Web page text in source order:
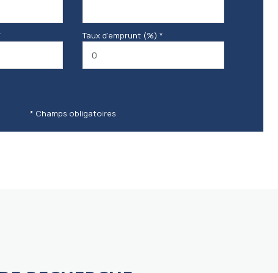
Taux d'emprunt (%) *
* Champs obligatoires